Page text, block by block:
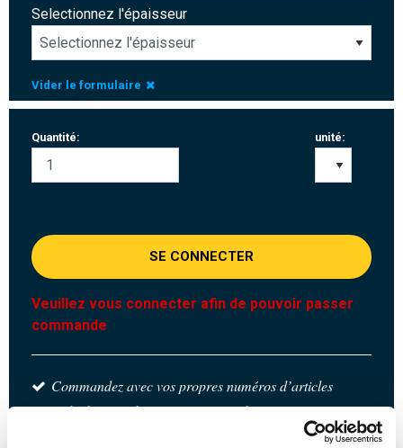
Selectionnez l'épaisseur
Vider le formulaire
Quantité: unité:
SE CONNECTER
Veuillez vous connecter afin de pouvoir passer
commande
Commandez avec vos propres numéros d’articles
Calculez avec les prix MCB actuels